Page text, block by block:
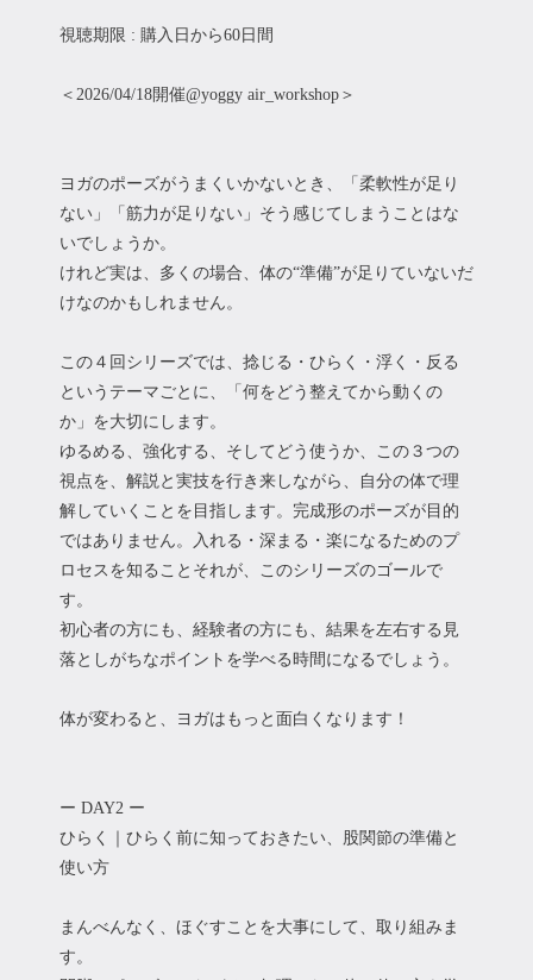
視聴期限 : 購入日から60日間
＜2026/04/18開催@yoggy air_workshop＞
ヨガのポーズがうまくいかないとき、「柔軟性が足り
ない」「筋力が足りない」そう感じてしまうことはな
いでしょうか。
けれど実は、多くの場合、体の“準備”が足りていないだ
けなのかもしれません。
この４回シリーズでは、捻じる・ひらく・浮く・反る
というテーマごとに、「何をどう整えてから動くの
か」を大切にします。
ゆるめる、強化する、そしてどう使うか、この３つの
視点を、解説と実技を行き来しながら、自分の体で理
解していくことを目指します。完成形のポーズが目的
ではありません。入れる・深まる・楽になるためのプ
ロセスを知ることそれが、このシリーズのゴールで
す。
初心者の方にも、経験者の方にも、結果を左右する見
落としがちなポイントを学べる時間になるでしょう。
体が変わると、ヨガはもっと面白くなります！
ー DAY2 ー
ひらく｜ひらく前に知っておきたい、股関節の準備と
使い方
まんべんなく、ほぐすことを大事にして、取り組みま
す。